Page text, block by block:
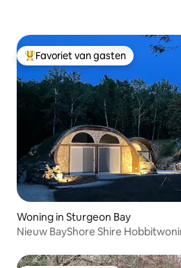
Topfavoriet van gasten
Favoriet van gasten
Woning in Sturgeon Bay
Nieuw BayShore Shire